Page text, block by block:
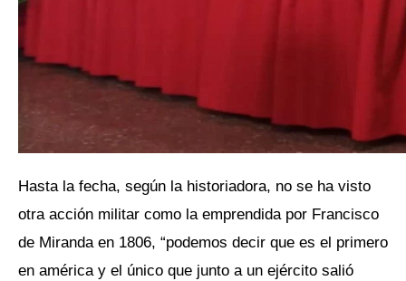
Hasta la fecha, según la historiadora, no se ha visto
otra acción militar como la emprendida por Francisco
de Miranda en 1806, “podemos decir que es el primero
en américa y el único que junto a un ejército salió